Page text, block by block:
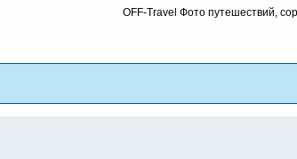
OFF-Travel Фото путешествий,